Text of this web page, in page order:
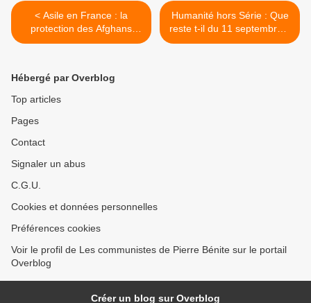
< Asile en France : la
protection des Afghans
menacée, par Yasmine
Humanité hors Série : Que
reste t-il du 11 septembre ?
>
Hébergé par Overblog
Top articles
Pages
Contact
Signaler un abus
C.G.U.
Cookies et données personnelles
Préférences cookies
Voir le profil de Les communistes de Pierre Bénite sur le portail
Overblog
Créer un blog sur Overblog